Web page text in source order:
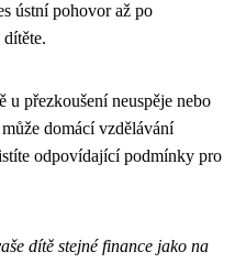
ústní pohovor až po
přezkoušení neuspěje nebo
domácí vzdělávání
odpovídající podmínky pro
dítě stejné finance jako na